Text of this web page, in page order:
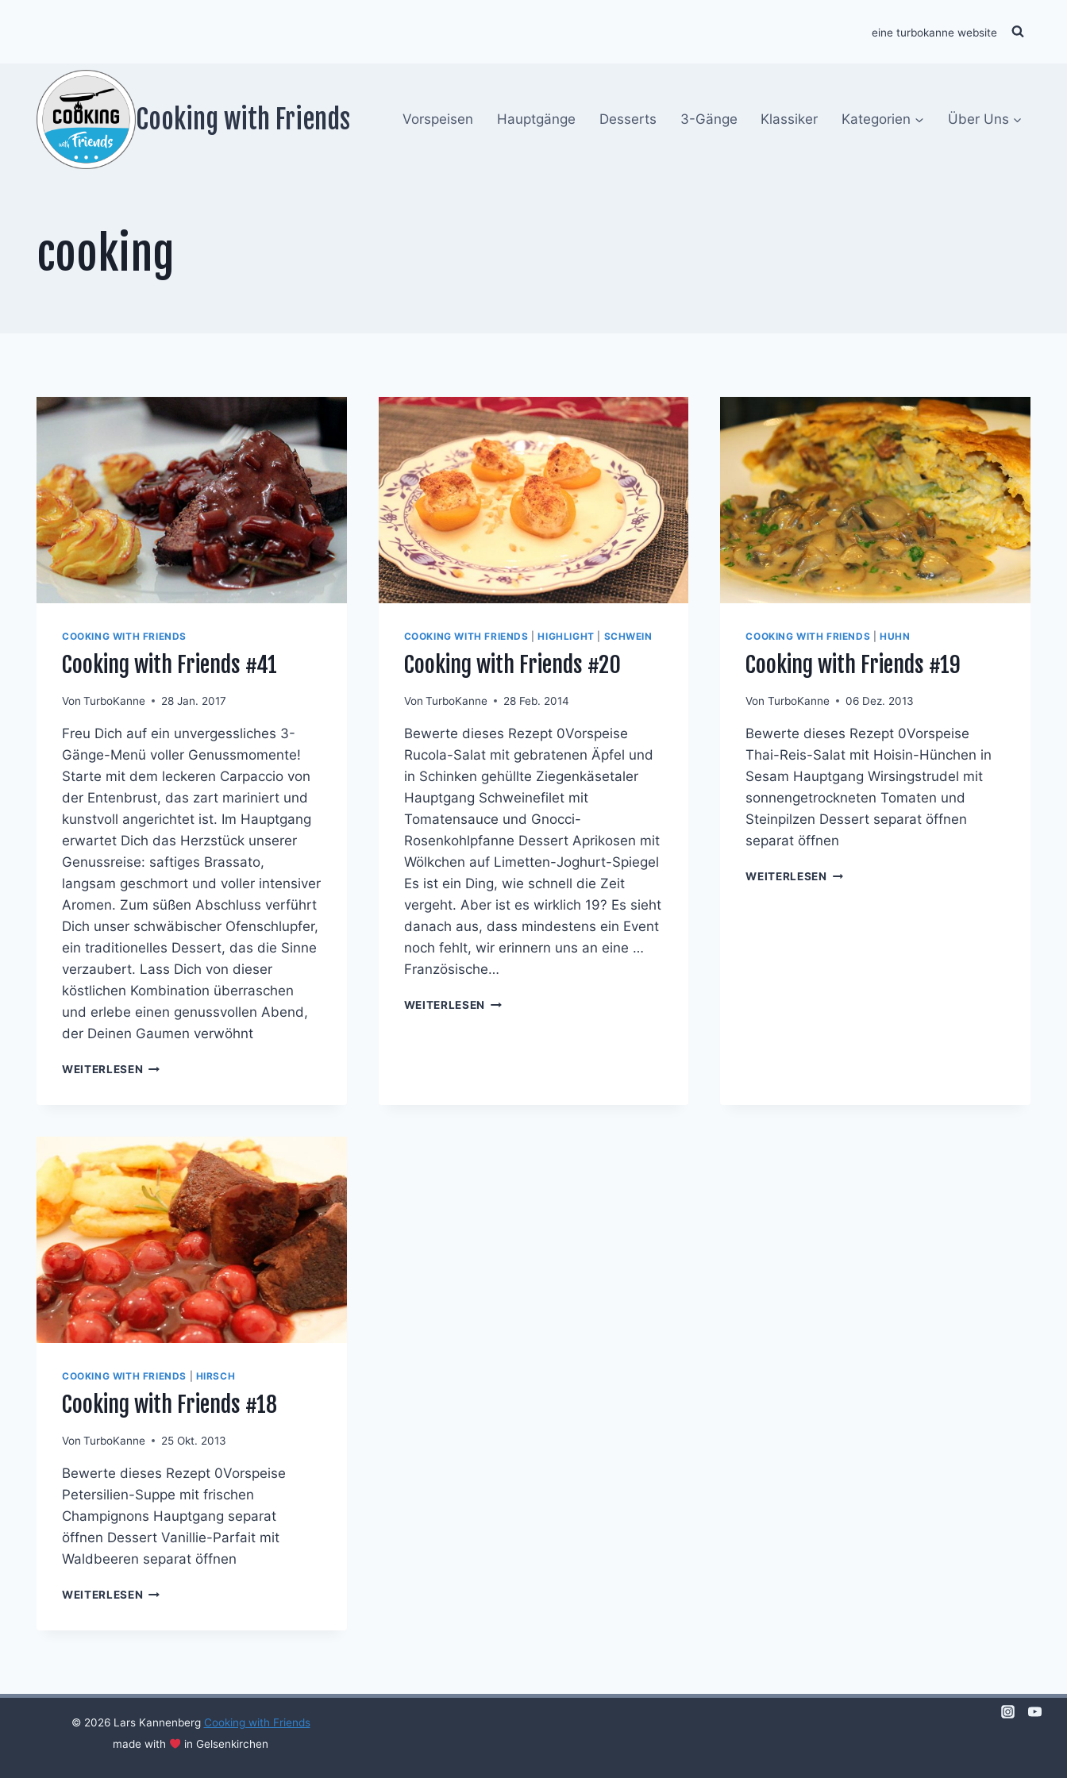
eine turbokanne website
Cooking with Friends Vorspeisen Hauptgänge Desserts 3-Gänge Klassiker Kategorien Über Uns
cooking
COOKING WITH FRIENDS
Cooking with Friends #41
Von TurboKanne 28 Jan. 2017
Freu Dich auf ein unvergessliches 3-
Gänge-Menü voller Genussmomente!
Starte mit dem leckeren Carpaccio von
der Entenbrust, das zart mariniert und
kunstvoll angerichtet ist. Im Hauptgang
erwartet Dich das Herzstück unserer
Genussreise: saftiges Brassato,
langsam geschmort und voller intensiver
Aromen. Zum süßen Abschluss verführt
Dich unser schwäbischer Ofenschlupfer,
ein traditionelles Dessert, das die Sinne
verzaubert. Lass Dich von dieser
köstlichen Kombination überraschen
und erlebe einen genussvollen Abend,
der Deinen Gaumen verwöhnt
WEITERLESEN COOKING
COOKING WITH FRIENDS |HIGHLIGHT SCHWEIN
Cooking with Friends #20
Von TurboKanne 28 Feb. 2014
Bewerte dieses Rezept 0Vorspeise
Rucola-Salat mit gebratenen Äpfel und
in Schinken gehüllte Ziegenkäsetaler
Hauptgang Schweinefilet mit
Tomatensauce und Gnocci-
Rosenkohlpfanne Dessert Aprikosen mit
Wölkchen auf Limetten-Joghurt-Spiegel
Es ist ein Ding, wie schnell die Zeit
vergeht. Aber ist es wirklich 19? Es sieht
danach aus, dass mindestens ein Event
noch fehlt, wir erinnern uns an eine …
Französische…
WEITERLESEN COOKING
COOKING WITH FRIENDS |HUHN
Cooking with Friends #19
Von TurboKanne 06 Dez. 2013
Bewerte dieses Rezept 0Vorspeise
Thai-Reis-Salat mit Hoisin-Hünchen in
Sesam Hauptgang Wirsingstrudel mit
sonnengetrockneten Tomaten und
Steinpilzen Dessert separat öffnen
separat öffnen
WEITERLESEN COOKING
COOKING WITH FRIENDS HIRSCH
Cooking with Friends #18
Von TurboKanne 25 Okt. 2013
Bewerte dieses Rezept 0Vorspeise
Petersilien-Suppe mit frischen
Champignons Hauptgang separat
öffnen Dessert Vanillie-Parfait mit
Waldbeeren separat öffnen
WEITERLESEN COOKING
© 2026 Lars Kannenberg Cooking with Friends
made with
in Gelsenkirchen